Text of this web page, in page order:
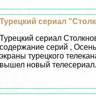
Турецкий сериал
Турецкий сериал
содержание серий ,
экраны турецкого
вышел новый